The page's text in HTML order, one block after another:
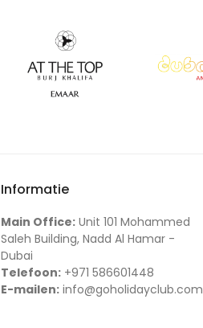
Informatie
Main Office: Unit 101 Mohammed
Saleh Building, Nadd Al Hamar -
Dubai
Telefoon: +971 586601448
E-mailen: info@goholidayclub.com